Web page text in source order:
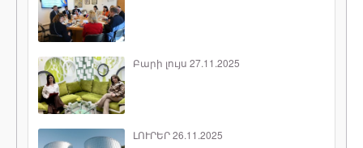
Բարի լույս 27.11.2025
ԼՈՒՐԵՐ 26.11.2025